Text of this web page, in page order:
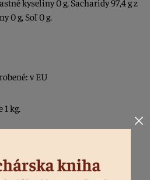
kyseliny 0 g, Sacharidy 97,4 g z
0 g, Soľ 0 g.
v EU
1 kg.